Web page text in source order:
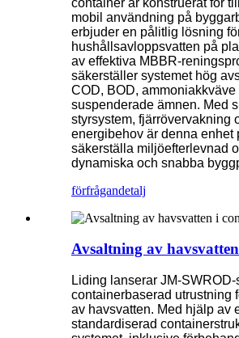
mobil användning på
erbjuder en pålitlig lösning
hushållsavloppsvatten på
av effektiva MBBR-
säkerställer systemet hög
COD, BOD, ammoniakkväve
suspenderade ämnen. Med
styrsystem, fjärrövervakning
energibehov är denna enhet
säkerställa miljöefterlevnad
dynamiska och snabba
förfrågandetalj
Avsaltning av
Liding lanserar JM-
containerbaserad utrustning
av havsvatten. Med hjälp av
standardiserad